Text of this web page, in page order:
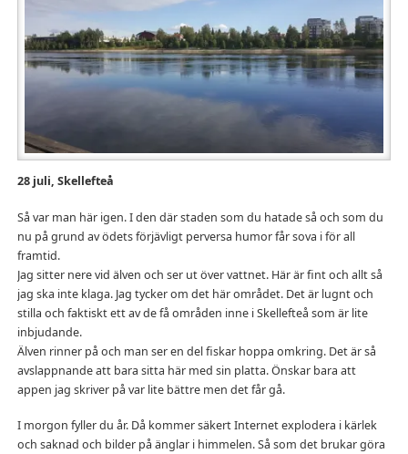
28 juli, Skellefteå
Så var man här igen. I den där staden som du hatade så och som du
nu på grund av ödets förjävligt perversa humor får sova i för all
framtid.
Jag sitter nere vid älven och ser ut över vattnet. Här är fint och allt så
jag ska inte klaga. Jag tycker om det här området. Det är lugnt och
stilla och faktiskt ett av de få områden inne i Skellefteå som är lite
inbjudande.
Älven rinner på och man ser en del fiskar hoppa omkring. Det är så
avslappnande att bara sitta här med sin platta. Önskar bara att
appen jag skriver på var lite bättre men det får gå.
I morgon fyller du år. Då kommer säkert Internet explodera i kärlek
och saknad och bilder på änglar i himmelen. Så som det brukar göra